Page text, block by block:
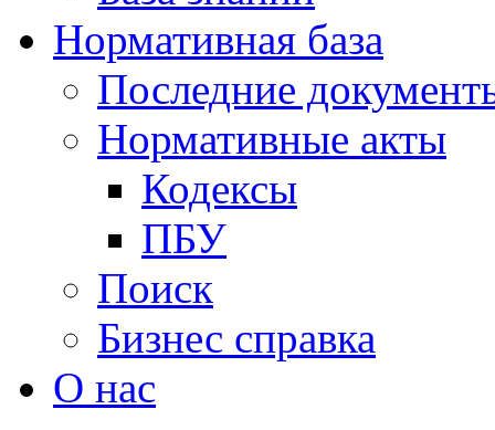
Нормативная база
Последние
Нормативные акты
Кодексы
ПБУ
Поиск
Бизнес справка
О нас